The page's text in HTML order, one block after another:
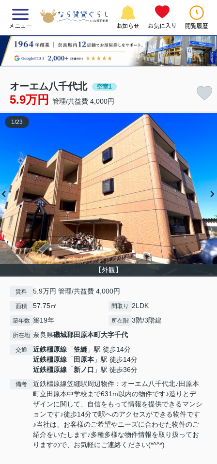
メニュー お知らせ お気に入り 閲覧履歴
オーエム八千代北 空室1
5.9万円 管理/共益費 4,000円
【外観】
1/23
賃料 5.9万円 管理/共益費 4,000円
面積 57.75㎡ 間取り 2LDK
築年数 築19年 所在階 3階/3階建
所在地 奈良県磯城郡田原本町大字千代
交通 近鉄橿原線 「笠縫 」駅 徒歩14分
近鉄橿原線 「田原本 」駅 徒歩14分
近鉄橿原線 「新ノ口 」駅 徒歩36分
備考
近鉄橿原線笠縫駅周辺物件：オーエム八千代北♪田原本
町立田原本中学校まで631m以内の物件です♪造りとデ
ザインに関して、自信をもって情報を提供できるマンシ
ョンです♪徒歩14分で駅へのアクセスができる物件です
♪当社は、お客様のご希望やニーズに合わせた物件のご
紹介をいたします♪多種多様な物件情報を取り扱ってお
りますので、お気軽にご連絡ください(*^^*)